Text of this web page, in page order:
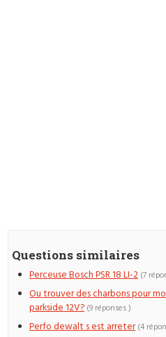
Questions similaires
Perceuse Bosch PSR 18 LI-2 (7
Ou trouver des charbons pour
parkside 12V? (9 réponses )
Perfo dewalt s est arreter (4